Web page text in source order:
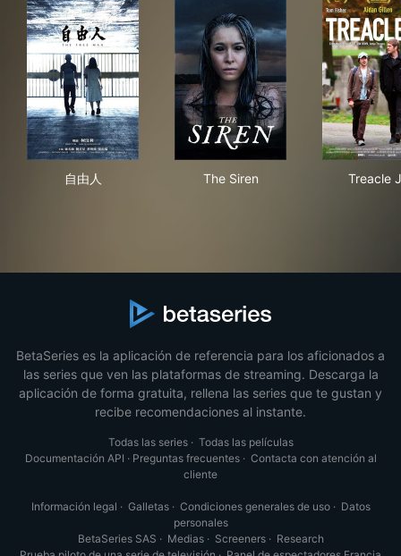
自由人 The Siren Treacle
BetaSeries es la aplicación de referencia para los aficionados a
las series que ven las plataformas de streaming. Descarga la
aplicación de forma gratuita, rellena las series que te gustan y
recibe recomendaciones al instante.
Todas las series· Todas las películas
Documentación API · Preguntas frecuentes· Contacta con atención al
cliente
Información legal · Galletas· Condiciones generales de uso· Datos
personales
BetaSeries SAS · Medias· Screeners· Research